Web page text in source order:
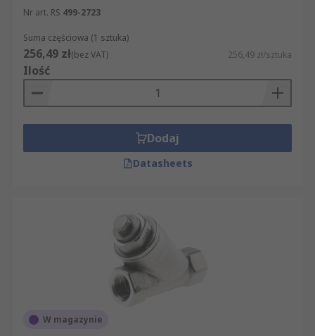
Nr art. RS 499-2723
Suma częściowa (1 sztuka)
256,49 zł(bez VAT) 256,49 zł/sztuka
Ilość
Dodaj
Datasheets
W magazynie